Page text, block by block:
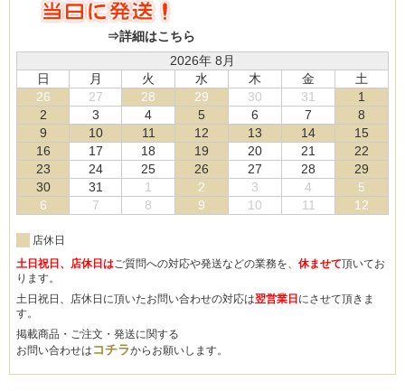
⇒詳細はこちら
2026年 8月
日
月 火 水 木 金
土
26
27 28 29 30 31
1
2
3 4 5 6 7
8
9
10 11 12 13 14
15
16
17 18 19 20 21
22
23
24 25 26 27 28
29
30
31 1 2 3 4
5
6
7 8 9 10 11 12
店休日
土日祝日、店休日はご質問への対応や発送などの業務を、 休ませて頂いてお
ります。
土日祝日、店休日に頂いたお問い合わせの対応は翌営業日 にさせて頂きま
す。
掲載商品・ご注文・発送に関する
お問い合わせは コチラからお願いします。